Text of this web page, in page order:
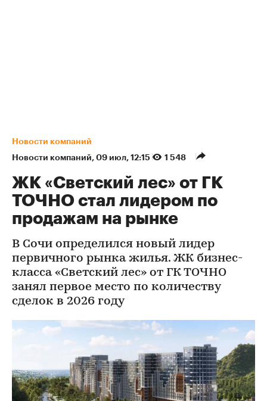
Новости компаний
Новости компаний⁠, 09 июл, 12:15 1 548
ЖК «Светский лес» от ГК
ТОЧНО стал лидером по
продажам на рынке
В Сочи определился новый лидер
первичного рынка жилья. ЖК бизнес-
класса «Светский лес» от ГК ТОЧНО
занял первое место по количеству
сделок в 2026 году